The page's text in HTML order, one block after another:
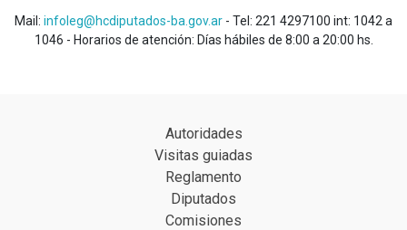
Mail: infoleg@hcdiputados-ba.gov.ar - Tel: 221 4297100 int: 1042 a
1046 - Horarios de atención: Días hábiles de 8:00 a 20:00 hs.
Autoridades
Visitas guiadas
Reglamento
Diputados
Comisiones